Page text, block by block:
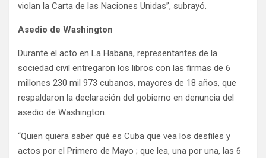
violan la Carta de las Naciones Unidas”, subrayó.
Asedio de Washington
Durante el acto en La Habana, representantes de la
sociedad civil entregaron los libros con las firmas de 6
millones 230 mil 973 cubanos, mayores de 18 años, que
respaldaron la declaración del gobierno en denuncia del
asedio de Washington.
“Quien quiera saber qué es Cuba que vea los desfiles y
actos por el Primero de Mayo ; que lea, una por una, las 6